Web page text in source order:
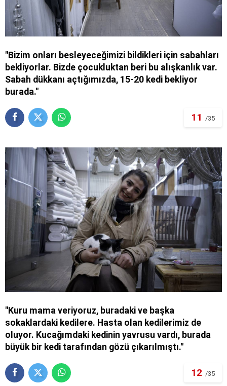
"Bizim onları besleyeceğimizi bildikleri için sabahları
bekliyorlar. Bizde çocukluktan beri bu alışkanlık var.
Sabah dükkanı açtığımızda, 15-20 kedi bekliyor
burada."
11 /35
"Kuru mama veriyoruz, buradaki ve başka
sokaklardaki kedilere. Hasta olan kedilerimiz de
oluyor. Kucağımdaki kedinin yavrusu vardı, burada
büyük bir kedi tarafından gözü çıkarılmıştı."
12 /35